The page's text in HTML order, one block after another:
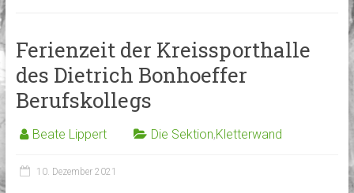
Ferienzeit der Kreissporthalle
des Dietrich Bonhoeffer
Berufskollegs
Beate Lippert Die Sektion,Kletterwand
10. Dezember 2021